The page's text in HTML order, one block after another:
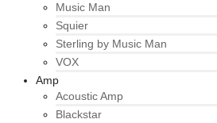
Music Man
Squier
Sterling by Music Man
VOX
Amp
Acoustic Amp
Blackstar